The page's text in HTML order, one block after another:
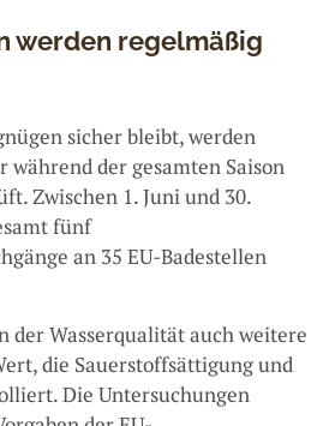
werden regelmäßig
sicher bleibt, werden
während der gesamten Saison
Zwischen 1. Juni und 30.
fünf
an 35 EU-Badestellen
der Wasserqualität auch weitere
die Sauerstoffsättigung und
Die Untersuchungen